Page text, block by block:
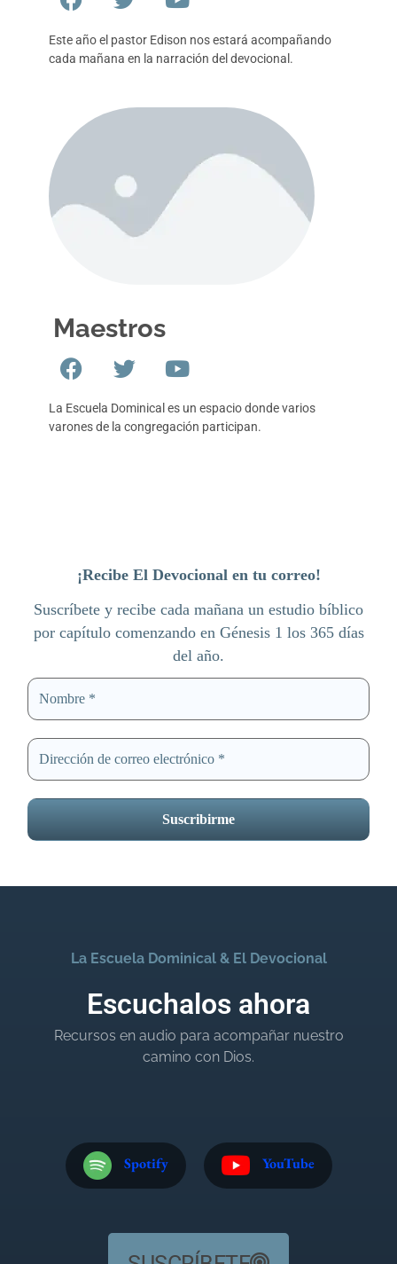
Este año el pastor Edison nos estará acompañando
cada mañana en la narración del devocional.
Maestros
La Escuela Dominical es un espacio donde varios
varones de la congregación participan.
¡Recibe El Devocional en tu correo!
Suscríbete y recibe cada mañana un estudio bíblico
por capítulo comenzando en Génesis 1 los 365 días
del año.
La Escuela Dominical & El Devocional
Escuchalos ahora
Recursos en audio para acompañar nuestro
camino con Dios.
Spotify YouTube